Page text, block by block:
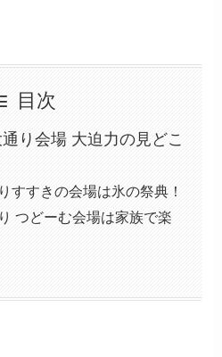
目次
り会場 大迫力の見どこ
すすきの会場は氷の祭典！
つどーむ会場は家族で楽